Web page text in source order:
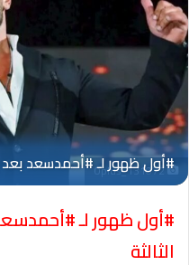
Oplus_131072
#أول ظهور لـ
الثالثة